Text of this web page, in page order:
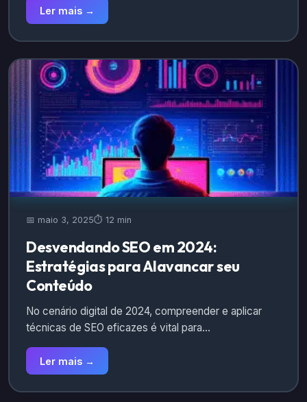
Ler mais →
📅 maio 3, 2025⏱️ 12 min
Desvendando SEO em 2024:
Estratégias para Alavancar seu
Conteúdo
No cenário digital de 2024, compreender e aplicar
técnicas de SEO eficazes é vital para…
Ler mais →